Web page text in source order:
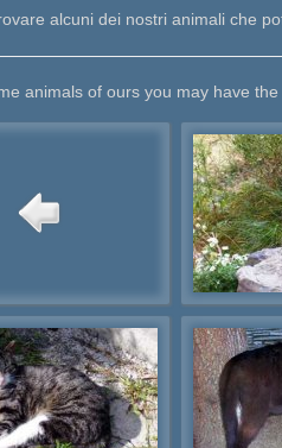
alcuni dei nostri animali che
animals of ours you may have